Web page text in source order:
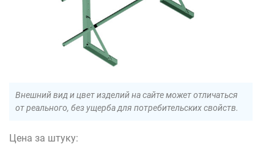
Внешний вид и цвет изделий на сайте может отличаться
от реального, без ущерба для потребительских свойств.
Цена за штуку: